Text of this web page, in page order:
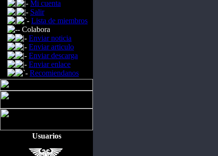
Mi cuenta
Salir
Lista de miembros
Colabora
Enviar noticia
Enviar articulo
Enviar descarga
Enviar enlace
Recomiendanos
Usuarios